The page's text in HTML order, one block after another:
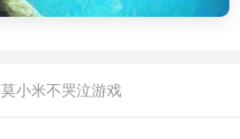
莫小米不哭泣游戏